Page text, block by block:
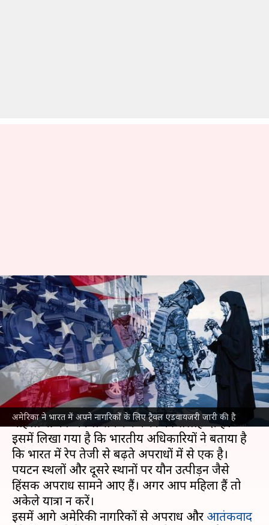
अमेरिका ने भारत में अपने नागरिकों के लिए ट्रैवल एडवायजरी जारी की है
अमेरिका ने जारी की एडवायजरी,
भारत में अपने नागरिकों को अपराध
और आतंकवाद को लेकर चेताया
लेखन प्रमोद कुमार Nov 17, 2021 06:50 pm
क्या है खबर?
नई दिल्ली स्थित अमेरिकी दूतावास ने एडवायजरी कर
महिलाओं को अकेले सफर न करने की सलाह दी है।
इसमें लिखा गया है कि भारतीय अधिकारियों ने बताया है
कि भारत में रेप तेजी से बढ़ते अपराधों में से एक है।
पर्यटन स्थलों और दूसरे स्थानों पर यौन उत्पीड़न जैसे
हिंसक अपराध सामने आए हैं। अगर आप महिला हैं तो
अकेले यात्रा न करें।
इसमें आगे अमेरिकी नागरिकों से अपराध और आतंकवाद